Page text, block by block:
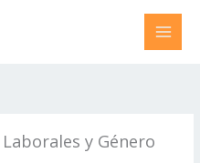
y Género